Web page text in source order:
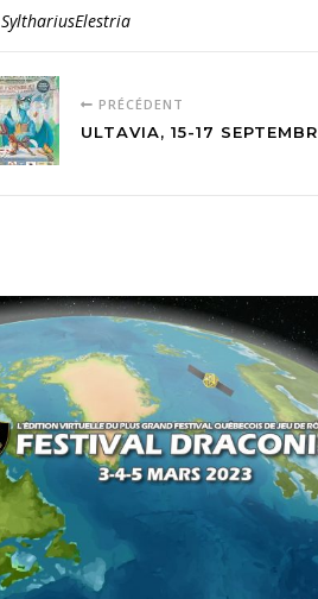
SylthariusElestria
PRÉCÉDENT
ULTAVIA, 15-17